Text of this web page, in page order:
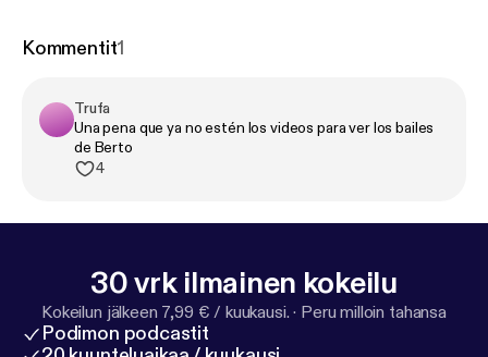
ahí, nos adentramos en terrenos cada vez más
pueblo con horarios imposibles, vampiros, jabalíes
confundidos con personas y recuerdos traumáticos
vividos en televisión. Un episodio caótico muy
Kommentit1
Trufa
Una pena que ya no estén los videos para ver los bailes
de Berto
4
30 vrk ilmainen kokeilu
Kokeilun jälkeen 7,99 € / kuukausi. · Peru milloin tahansa
Podimon podcastit